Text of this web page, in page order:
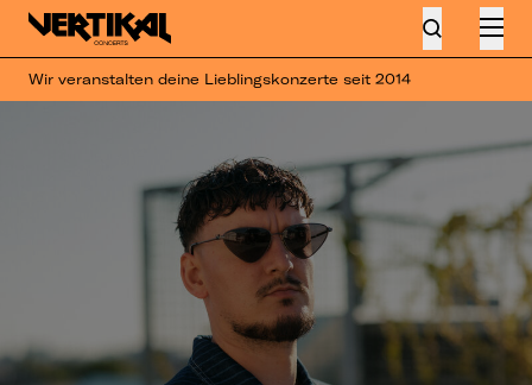
Wir veranstalten deine Lieblingskonzerte seit 2014